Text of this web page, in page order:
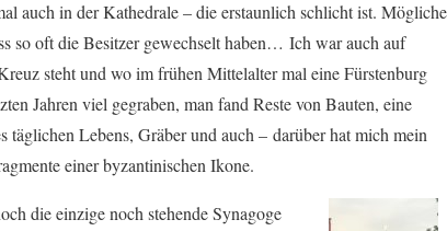
auch in der Kathedrale – die erstaunlich schlicht ist.
so oft die Besitzer gewechselt haben… Ich war auch auf
steht und wo im frühen Mittelalter mal eine Fürstenburg
Jahren viel gegraben, man fand Reste von Bauten, eine
täglichen Lebens, Gräber und auch – darüber hat mich mein
einer byzantinischen Ikone.
die einzige noch stehende Synagoge